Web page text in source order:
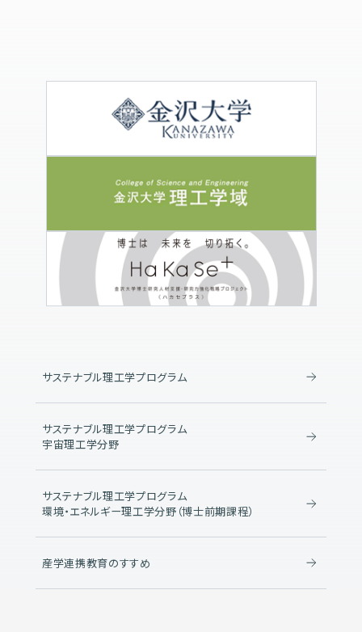
サステナブル理工学プログラム
サステナブル理工学プログラム
宇宙理工学分野
サステナブル理工学プログラム
環境・エネルギー理工学分野（博士前期課程）
産学連携教育のすすめ